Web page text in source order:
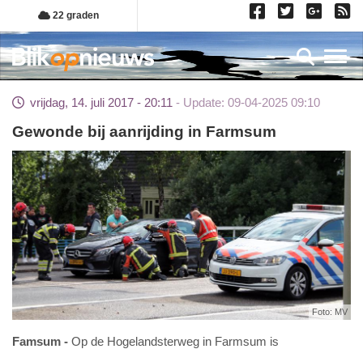
Overslaan
en
naar
de
gaan
22 graden
vrijdag, 14. juli 2017 - 20:11 Update: 09-04-2025 09:10
Gewonde bij aanrijding in Farmsum
Foto: MV
Famsum
Op de Hogelandsterweg in Farmsum is